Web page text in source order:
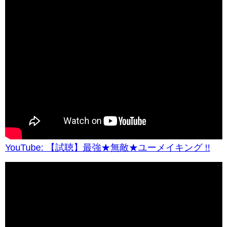
YouTube: 【試聴】最強★無敵★ユーメイキング !!